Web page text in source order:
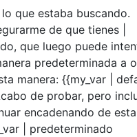
que estaba buscando.
de que tienes |
que luego puede
predeterminada a
manera: {{my_var |
de probar, pero
encadenando de esta
| predeterminado